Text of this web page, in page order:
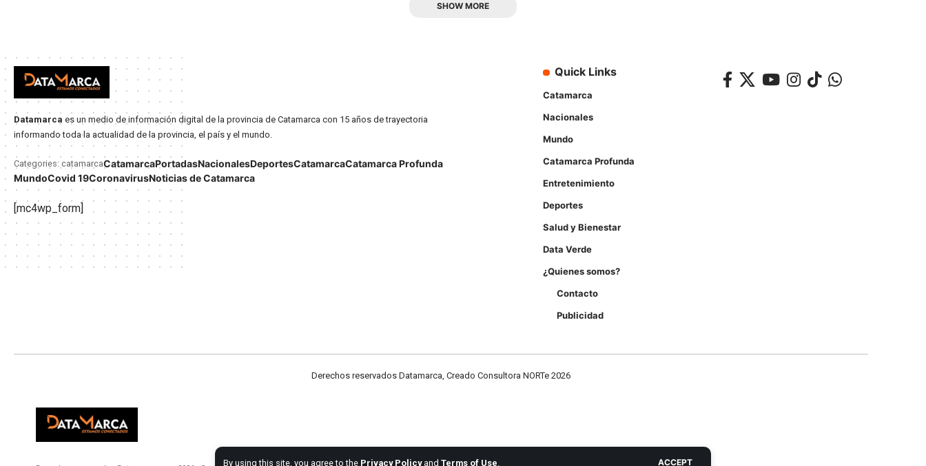
By using this site, you agree to the Privacy Policyand Terms of Use ACCEPT
SHOW MORE
Datamarca es un medio de información digital de la provincia de Catamarca con 15 años de trayectoria
informando toda la actualidad de la provincia, el país y el mundo.
Categories: catamarcaCatamarcaPortadasNacionalesDeportesCatamarcaCatamarca Profunda
MundoCovid 19CoronavirusNoticias de Catamarca
[mc4wp_form]
Quick Links
Catamarca
Nacionales
Mundo
Catamarca Profunda
Entretenimiento
Deportes
Salud y Bienestar
Data Verde
¿Quienes somos?
Contacto
Publicidad
Derechos reservados Datamarca, Creado Consultora NORTe 2026